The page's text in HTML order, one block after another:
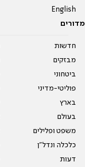
English
מדורים
חדשות
מבזקים
ביטחוני
פוליטי-מדיני
בארץ
בעולם
משפט ופלילים
כלכלה ונדל"ן
דעות